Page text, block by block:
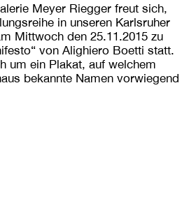
Meyer Riegger freut sich,
in unseren Karlsruher
Mittwoch den 25.11.2015 zu
von Alighiero Boetti statt.
um ein Plakat, auf welchem
bekannte Namen vorwiegend